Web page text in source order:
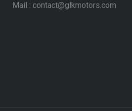
Mail : contact@glkmotors.com